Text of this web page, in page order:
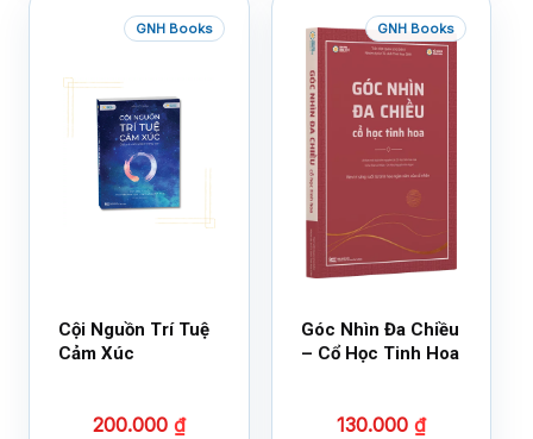
GNH Books
Cội Nguồn Trí Tuệ
Cảm Xúc
200.000 ₫
GNH Books
Góc Nhìn Đa Chiều
– Cổ Học Tinh Hoa
130.000 ₫